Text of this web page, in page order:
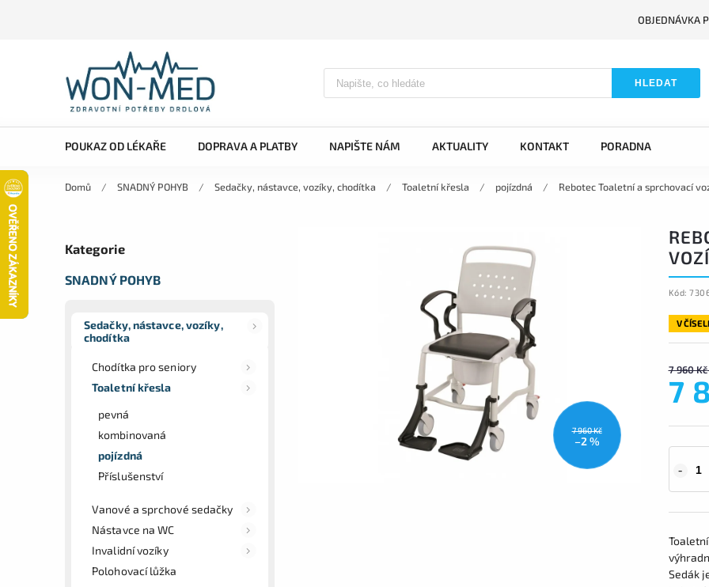
OBJEDNÁVKA
HLEDAT
POUKAZ OD LÉKAŘE DOPRAVA A PLATBY NAPIŠTE NÁM AKTUALITY KONTAKT PORADNA
Domů / SNADNÝ POHYB / Sedačky, nástavce, vozíky, chodítka / Toaletní křesla / pojízdná / Rebotec Toaletní a sprchovací
Kategorie
SNADNÝ POHYB
Sedačky, nástavce, vozíky,
chodítka
Chodítka pro seniory
Toaletní křesla
pevná
kombinovaná
pojízdná
Příslušenství
Vanové a sprchové sedačky
Nástavce na WC
Invalidní vozíky
Polohovací lůžka
7 960 Kč
–2 %
Kód:
V
7 960 Kč
7
Sedák